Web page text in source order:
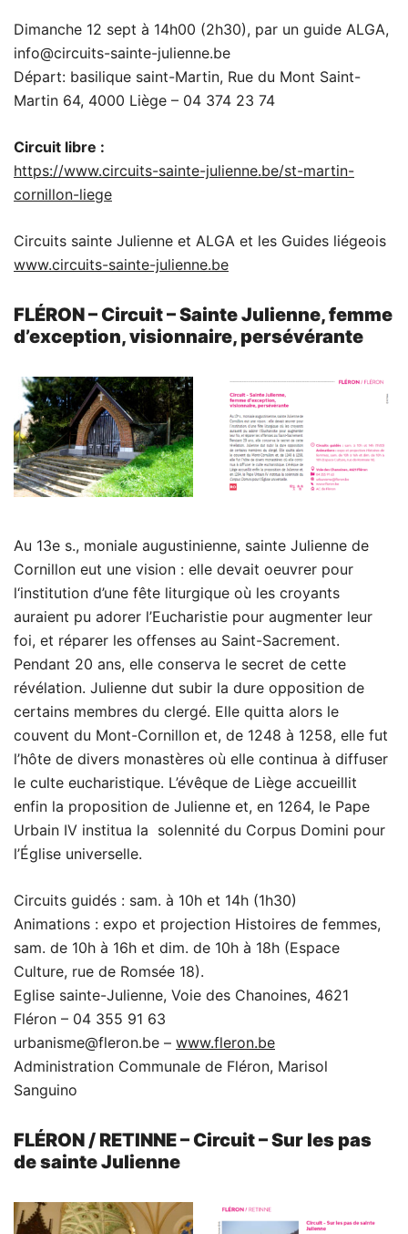
Dimanche 12 sept à 14h00 (2h30), par un guide ALGA,
info@circuits-sainte-julienne.be
Départ: basilique saint-Martin, Rue du Mont Saint-
Martin 64, 4000 Liège – 04 374 23 74
Circuit libre :
https://www.circuits-sainte-julienne.be/st-martin-
cornillon-liege
Circuits sainte Julienne et ALGA et les Guides liégeois
www.circuits-sainte-julienne.be
FLÉRON – Circuit – Sainte Julienne, femme
d’exception, visionnaire, persévérante
Au 13e s., moniale augustinienne, sainte Julienne de
Cornillon eut une vision : elle devait oeuvrer pour
l‘institution d’une fête liturgique où les croyants
auraient pu adorer l’Eucharistie pour augmenter leur
foi, et réparer les offenses au Saint-Sacrement.
Pendant 20 ans, elle conserva le secret de cette
révélation. Julienne dut subir la dure opposition de
certains membres du clergé. Elle quitta alors le
couvent du Mont-Cornillon et, de 1248 à 1258, elle fut
l’hôte de divers monastères où elle continua à diffuser
le culte eucharistique. L’évêque de Liège accueillit
enfin la proposition de Julienne et, en 1264, le Pape
Urbain IV institua la solennité du Corpus Domini pour
l’Église universelle.
Circuits guidés : sam. à 10h et 14h (1h30)
Animations : expo et projection Histoires de femmes,
sam. de 10h à 16h et dim. de 10h à 18h (Espace
Culture, rue de Romsée 18).
Eglise sainte-Julienne, Voie des Chanoines, 4621
Fléron – 04 355 91 63
urbanisme@fleron.be – www.fleron.be
Administration Communale de Fléron, Marisol
Sanguino
FLÉRON / RETINNE – Circuit – Sur les pas
de sainte Julienne